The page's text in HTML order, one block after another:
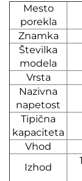
Mesto
porekla
Znamka
Številka
modela
Vrsta
Nazivna
napetost
Tipična
kapaciteta
Vhod
Izhod